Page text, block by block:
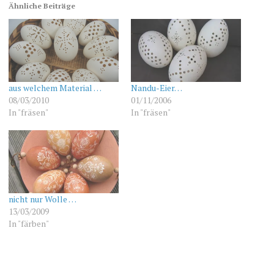
Ähnliche Beiträge
aus welchem Material …
08/03/2010
In "fräsen"
Nandu-Eier…
01/11/2006
In "fräsen"
nicht nur Wolle …
13/03/2009
In "färben"